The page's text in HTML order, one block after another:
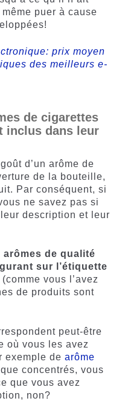
puer à cause
prix moyen
des meilleurs e-
de cigarettes
inclus dans leur
d’un arôme de
de la bouteille,
Par conséquent, si
ne savez pas si
description et leur
arômes de qualité
sur l’étiquette
(comme vous l’avez
de produits sont
peut-être
où vous les avez
exemple de arôme
concentrés, vous
que vous avez
non?